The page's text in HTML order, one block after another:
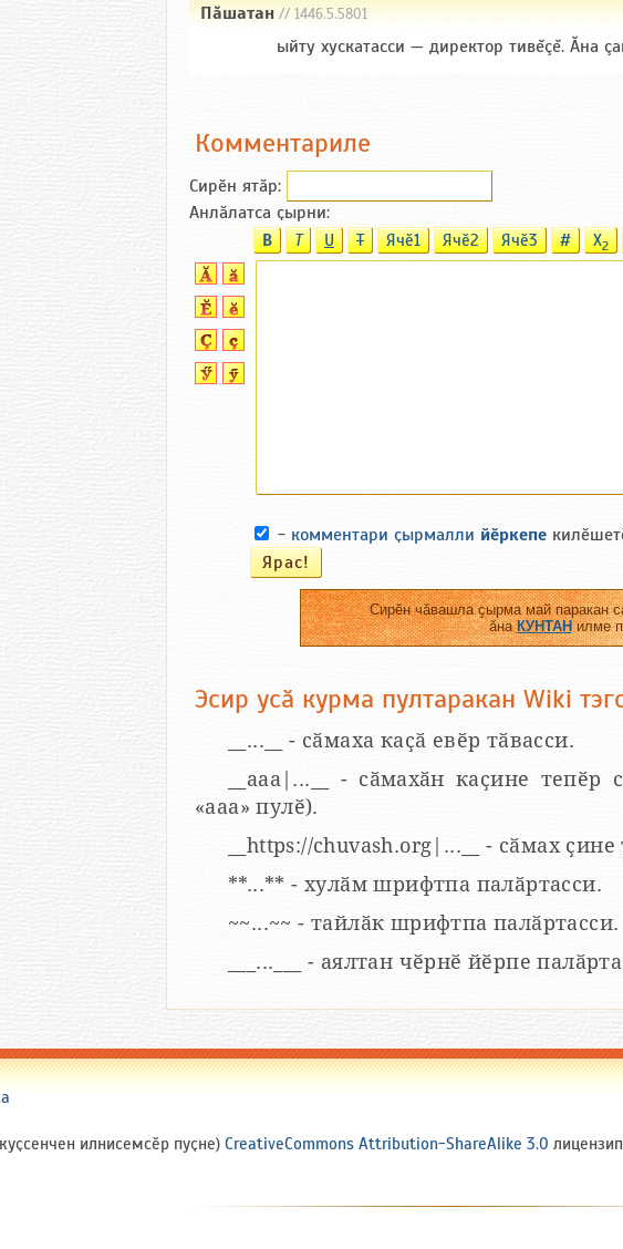
Пăшатан// 1446.5.5801
ыйту хускатасси — директор тивĕçĕ. Ăна
Комментариле
Сирӗн ятӑp:
Анлӑлатса ҫырни:
B T U T Ячӗ1 Ячӗ2 Ячӗ3 # X2
- комментари ҫырмалли йӗркепе
Сирӗн чӑвашла ҫырма май паракан
ӑнаКУНТАНилме
Эсир усӑ курма пултаракан Wiki
__...__ - сӑмаха каҫӑ евӗр тӑвасси.
__aaa|...__ - сӑмахӑн каҫине тепӗр
«ааа» пулӗ).
__https://chuvash.org|...__ - сӑмах
**...** - хулӑм шрифтпа палӑртасси.
~~...~~ - тайлӑк шрифтпа палӑртасси.
___...___ - аялтан чӗрнӗ йӗрпе
илнисемсӗр пуҫне) CreativeCommons Attribution-ShareAlike 3.0